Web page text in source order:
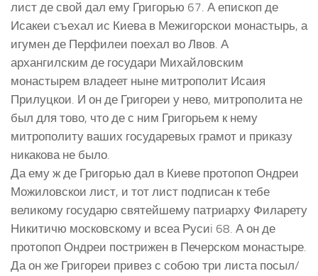
лист де свой дал ему Григорью 67. А епископ де
Исакеи съехал ис Киева в Межигорскои монастырь, а
игумен де Перфилеи поехал во Лвов. А
архангилским де государи Михайловским
монастырем владеет ныне митрополит Исаия
Прилуцкои. И он де Григореи у нево, митрополита не
был для тово, что де с ним Григорьем к нему
митрополиту ваших государевых грамот и приказу
никакова не было.
Да ему ж де Григорью дал в Киеве протопоп Ондреи
Можиловскои лист, и тот лист подписан к тебе
великому государю святейшему патриарху Филарету
Никитичю московскому и всеа Русиi 68. А он де
протопоп Ондреи пострижен в Печерском монастыре.
Да он же Григореи привез с собою три листа посыл/